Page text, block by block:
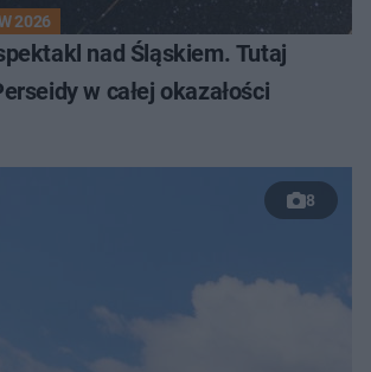
2026
nad Śląskiem. Tutaj
w całej okazałości
8